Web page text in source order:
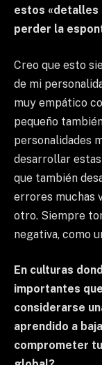
estos «detalles
perder la
Creo que esto
de mi
muy empático
pequeño
personalidades
desarrollar
que también
errores muchas
otro. Siempre
negativa, como
En culturas
importantes
considerarse
aprendido a
comprometer